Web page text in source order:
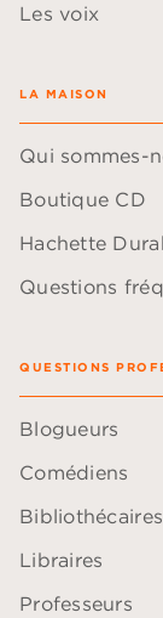
Les voix
LA MAISON
Qui sommes-
Boutique CD
Hachette
Questions
QUESTIONS
Blogueurs
Comédiens
Bibliothécaires
Libraires
Professeurs